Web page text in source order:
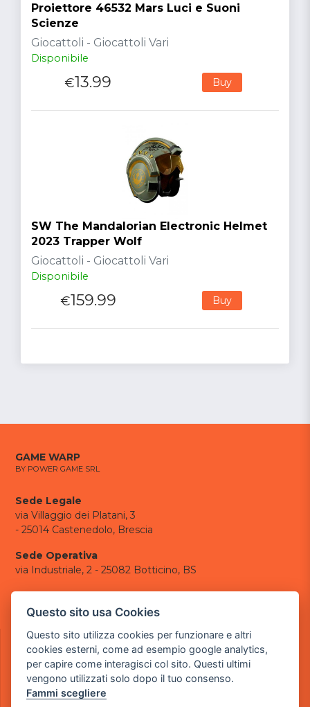
Proiettore 46532 Mars Luci e Suoni
Scienze
Giocattoli - Giocattoli Vari
Disponibile
€13.99 Buy
SW The Mandalorian Electronic Helmet
2023 Trapper Wolf
Giocattoli - Giocattoli Vari
Disponibile
€159.99 Buy
GAME WARP
BY POWER GAME SRL
Sede Legale
via Villaggio dei Platani, 3
- 25014 Castenedolo, Brescia
Sede Operativa
via Industriale, 2 - 25082 Botticino, BS
Partita iva 03308130982
Cod. SDI: USAL8PV
CONTATTI
e-mail:info@powergame.it
tel.: +39 030 376 2377
tel.: +39 030 336 6259
pec:powergamesrl@legalmail.it
Questo sito usa Cookies
Questo sito utilizza cookies per funzionare e altri
cookies esterni, come ad esempio google analytics,
per capire come interagisci col sito. Questi ultimi
vengono utilizzati solo dopo il tuo consenso.
Fammi scegliere